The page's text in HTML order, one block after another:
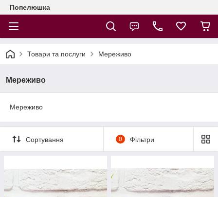
Попелюшка
Товари та послуги Мереживо
Мереживо
Мереживо
Сортування 0 Фільтри